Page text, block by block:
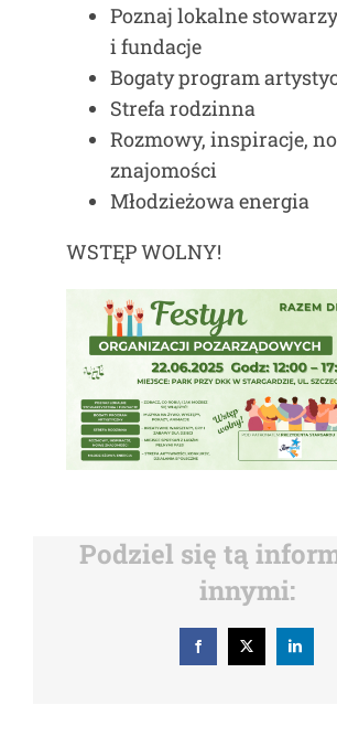
Poznaj lokalne
i fundacje
Bogaty program
Strefa rodzinna
Rozmowy, inspiracje,
znajomości
Młodzieżowa energia
WSTĘP WOLNY!
Podziel się tą
innymi:
FacebookX LinkedIn